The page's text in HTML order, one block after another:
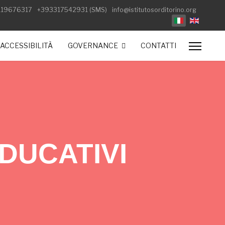
+393317542931 (SMS) info@istitutosorditorino.org
Select your
ACCESSIBILITÀ GOVERNANCE CONTATTI